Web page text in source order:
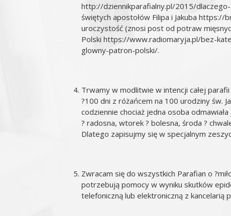
http://dziennikparafialny.pl/2015/
świętych apostołów Filipa i Jakuba https://
uroczystość (znosi post od potraw
Polski https://www.radiomaryja.pl/bez-
glowny-patron-polski/.
Trwamy w modlitwie w intencji całej
?100 dni z różańcem na 100 urodziny św.
codziennie chociaż jedna osoba
? radosna, wtorek ? bolesna, środa ?
Dlatego zapisujmy się w specjalnym
Zwracam się do wszystkich Parafian o
potrzebują pomocy w wyniku skutków
telefoniczną lub elektroniczną z kancelarią